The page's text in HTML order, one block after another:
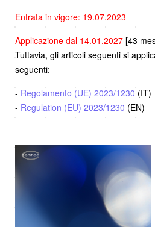
Entrata in vigore: 19.07.2023
Applicazione dal 14.01.2027 [43
Tuttavia, gli articoli seguenti si
seguenti:
- Regolamento (UE) 2023/1230 (IT)
- Regulation (EU) 2023/1230 (EN)